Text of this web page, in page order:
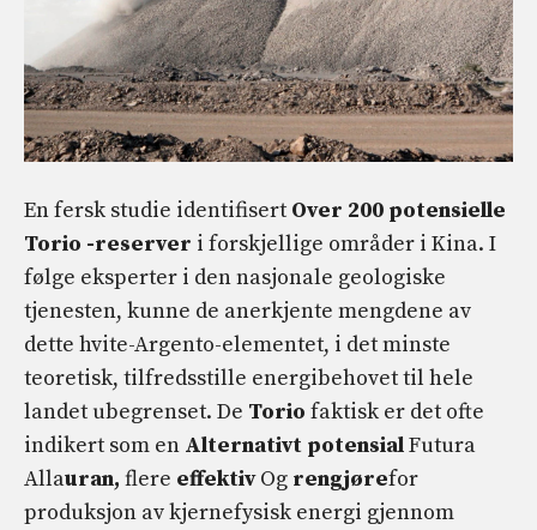
En fersk studie identifisert Over 200 potensielle
Torio -reserver i forskjellige områder i Kina. I
følge eksperter i den nasjonale geologiske
tjenesten, kunne de anerkjente mengdene av
dette hvite-Argento-elementet, i det minste
teoretisk, tilfredsstille energibehovet til hele
landet ubegrenset. De Torio faktisk er det ofte
indikert som en Alternativt potensialFutura
Allauran, flere effektivOg rengjørefor
produksjon av kjernefysisk energi gjennom